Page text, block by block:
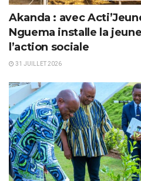
Akanda : avec
Nguema installe la
l’action sociale
31 JUILLET 2026